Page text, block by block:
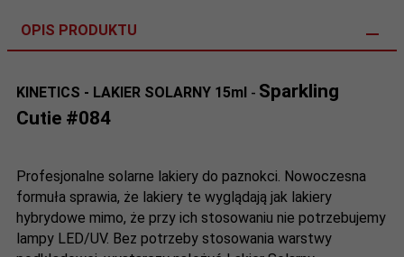
OPIS PRODUKTU
KINETICS - LAKIER SOLARNY 15ml - Sparkling
Cutie #084
Profesjonalne solarne lakiery do paznokci. Nowoczesna
formuła sprawia, że lakiery te wyglądają jak lakiery
hybrydowe mimo, że przy ich stosowaniu nie potrzebujemy
lampy LED/UV. Bez potrzeby stosowania warstwy